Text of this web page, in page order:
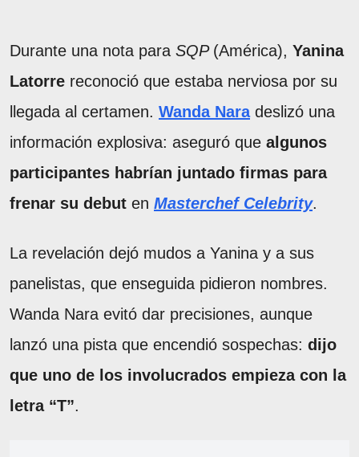
Durante una nota para SQP (América), Yanina
Latorre reconoció que estaba nerviosa por su
llegada al certamen. Wanda Naradeslizó una
información explosiva: aseguró que algunos
participantes habrían juntado firmas para
frenar su debut en Masterchef Celebrity.
La revelación dejó mudos a Yanina y a sus
panelistas, que enseguida pidieron nombres.
Wanda Nara evitó dar precisiones, aunque
lanzó una pista que encendió sospechas: dijo
que uno de los involucrados empieza con la
letra “T”.